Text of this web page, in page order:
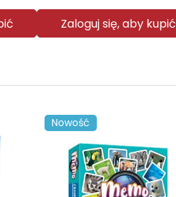
Zaloguj się, aby kupić
Nowość